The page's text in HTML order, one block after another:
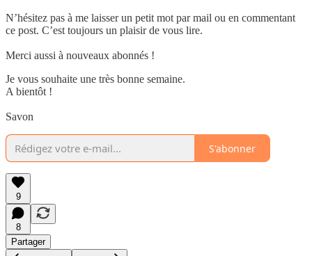
N’hésitez pas à me laisser un petit mot par mail ou en commentant
ce post. C’est toujours un plaisir de vous lire.
Merci aussi à nouveaux abonnés !
Je vous souhaite une très bonne semaine.
A bientôt !
Savon
S'abonner
9
8
Partager